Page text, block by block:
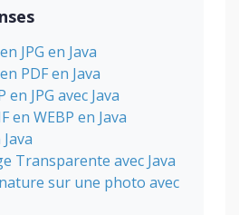
JPG en Java
PDF en Java
JPG avec Java
en WEBP en Java
Transparente avec Java
sur une photo avec